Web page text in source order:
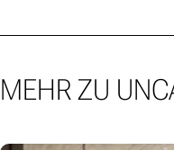
MEHR ZU